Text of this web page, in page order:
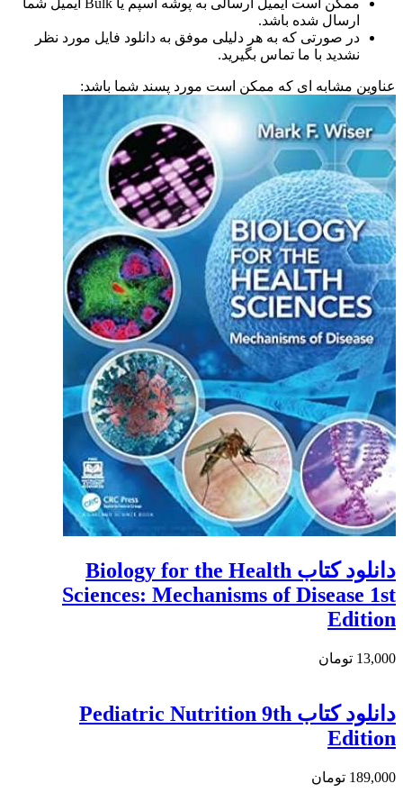
ممکن است ایمیل ارسالی به پوشه اسپم یا Bulk ایمیل شما
ارسال شده باشد.
در صورتی که به هر دلیلی موفق به دانلود فایل مورد نظر
نشدید با ما تماس بگیرید.
عناوین مشابه ای که ممکن است مورد پسند شما باشد:
دانلود کتاب Biology for the Health
Sciences: Mechanisms of Disease 1st
Edition
13,000 تومان
دانلود كتاب Pediatric Nutrition 9th
Edition
189,000 تومان